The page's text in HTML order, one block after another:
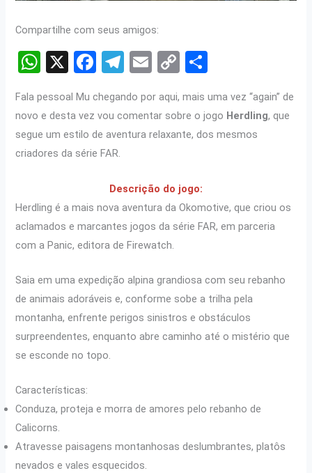
Compartilhe com seus amigos:
W
at
s
A
X
F
ce
b
o
T
e
gr
E
ail
C
py
Li
ar
e
Fala pessoal Mu chegando por aqui, mais uma vez “again” de
novo e desta vez vou comentar sobre o jogo Herdling, que
segue um estilo de aventura relaxante, dos mesmos
criadores da série FAR.
Descrição do jogo:
Herdling é a mais nova aventura da Okomotive, que criou os
aclamados e marcantes jogos da série FAR, em parceria
com a Panic, editora de Firewatch.
Saia em uma expedição alpina grandiosa com seu rebanho
de animais adoráveis e, conforme sobe a trilha pela
montanha, enfrente perigos sinistros e obstáculos
surpreendentes, enquanto abre caminho até o mistério que
se esconde no topo.
Características:
Conduza, proteja e morra de amores pelo rebanho de
Calicorns.
Atravesse paisagens montanhosas deslumbrantes, platôs
nevados e vales esquecidos.